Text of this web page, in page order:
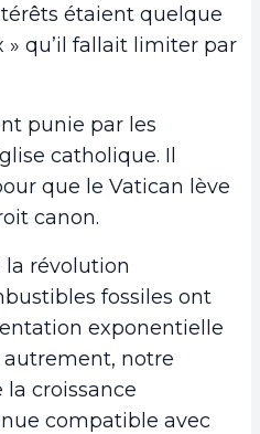
étaient quelque
» qu’il fallait limiter par
punie par les
catholique. Il
que le Vatican lève
canon.
la révolution
fossiles ont
exponentielle
notre
croissance
compatible avec